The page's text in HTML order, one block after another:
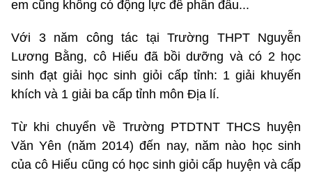
em cũng không có động lực để phấn đấu...
Với 3 năm công tác tại Trường THPT Nguyễn
Lương Bằng, cô Hiếu đã bồi dưỡng và có 2 học
sinh đạt giải học sinh giỏi cấp tỉnh: 1 giải khuyến
khích và 1 giải ba cấp tỉnh môn Địa lí.
Từ khi chuyển về Trường PTDTNT THCS huyện
Văn Yên (năm 2014) đến nay, năm nào học sinh
của cô Hiếu cũng có học sinh giỏi cấp huyện và cấp